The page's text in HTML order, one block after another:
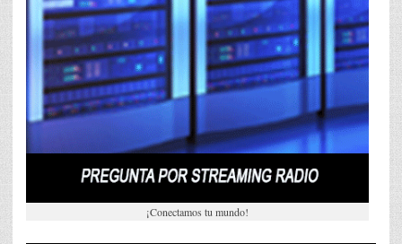
¡Conectamos tu mundo!